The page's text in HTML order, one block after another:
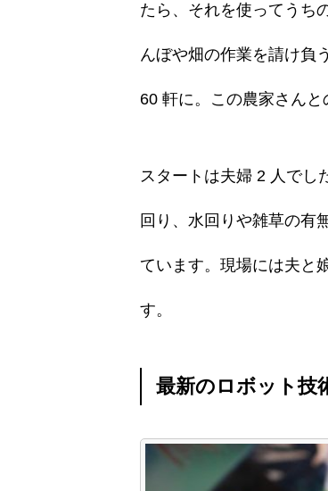
たら、それを使ってうち
んぼや畑の作業を請け負
60 軒に。この農家さんと
スタートは夫婦 2 人でし
回り、水回りや雑草の有
ています。現場には夫と
す。
最新のロボット技